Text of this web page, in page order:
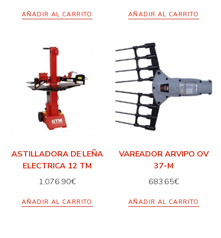
AÑADIR AL CARRITO AÑADIR AL CARRITO
ASTILLADORA DE LEÑA
ELECTRICA 12 TM
1,076.90€
AÑADIR AL CARRITO
VAREADOR ARVIPO OV
37-M
683.65€
AÑADIR AL CARRITO